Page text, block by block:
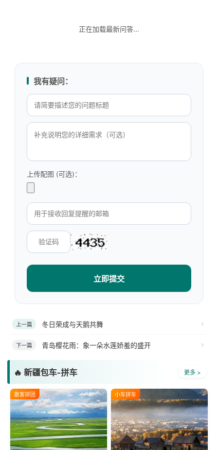
正在加载最新问答...
我有疑问：
上传配图 (可选)：
立即提交
上一篇 冬日荣成与天鹅共舞
下一篇 青岛樱花雨：象一朵水莲娇羞的盛开
🔥 新疆包车-拼车 更多 >
散客拼团 小车拼车